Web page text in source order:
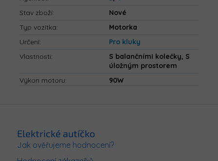
Stav zboží:
Nové
Typ vozítka:
Motorka
Určení:
Pro kluky
Vlastnosti:
S balančními kolečky, S
úložným prostorem
Výkon motoru: 90W
Elektrické autíčko
Jak ověřujeme hodnocení?